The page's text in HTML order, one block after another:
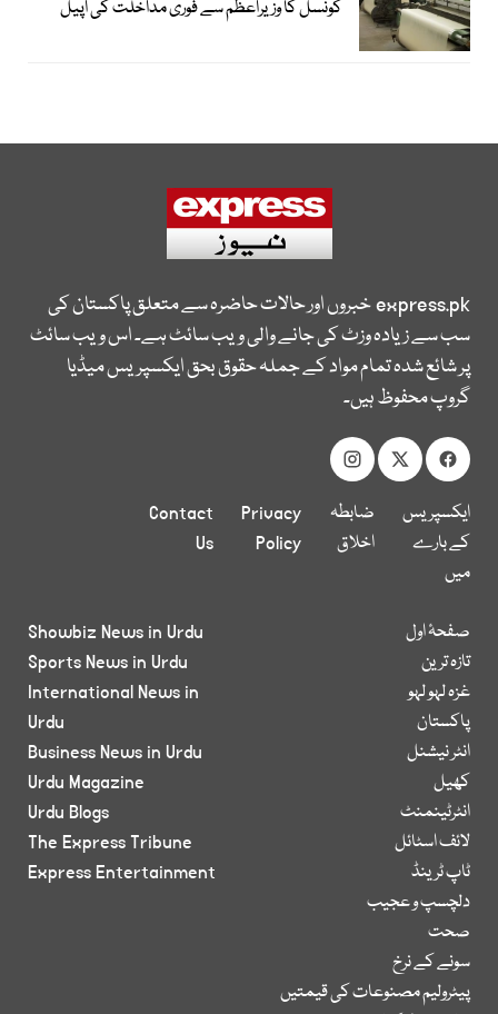
کونسل کا وزیراعظم سے فوری مداخلت کی اپیل
express.pkخبروں اور حالات حاضرہ سے متعلق پاکستان کی
سب سے زیادہ وزٹ کی جانے والی ویب سائٹ ہے۔ اس ویب سائٹ
پر شائع شدہ تمام مواد کے جملہ حقوق بحق ایکسپریس میڈیا
گروپ محفوظ ہیں۔
ایکسپریس
کے بارے
میں
ضابطہ
اخلاق
Privacy
Policy
Contact
Us
صفحۂ اول
تازہ ترین
غزہ لہو لہو
پاکستان
انٹر نیشنل
کھیل
انٹرٹینمنٹ
لائف اسٹائل
ٹاپ ٹرینڈ
دلچسپ و عجیب
صحت
سونے کے نرخ
پیٹرولیم مصنوعات کی قیمتیں
Showbiz News in Urdu
Sports News in Urdu
International News in
Urdu
Business News in Urdu
Urdu Magazine
Urdu Blogs
The Express Tribune
Express Entertainment